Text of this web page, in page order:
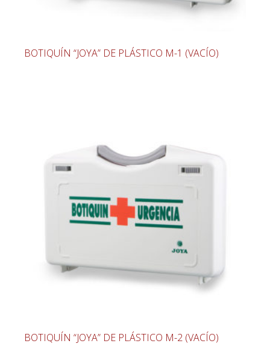
BOTIQUÍN “JOYA” DE PLÁSTICO M-1 (VACÍO)
BOTIQUÍN “JOYA” DE PLÁSTICO M-2 (VACÍO)